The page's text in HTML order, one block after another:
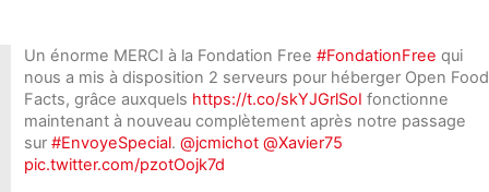
Un énorme MERCI à la Fondation Free #FondationFree qui
nous a mis à disposition 2 serveurs pour héberger Open Food
Facts, grâce auxquels https://t.co/skYJGrlSoI fonctionne
maintenant à nouveau complètement après notre passage
sur #EnvoyeSpecial. @jcmichot @Xavier75
pic.twitter.com/pzotOojk7d